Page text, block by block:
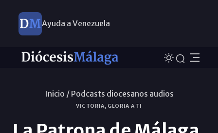
Ayuda a Venezuela
Inicio / Podcasts diocesanos audios
VICTORIA, GLORIA A TI